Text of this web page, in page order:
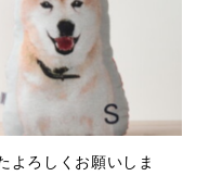
よろしくお願いしま